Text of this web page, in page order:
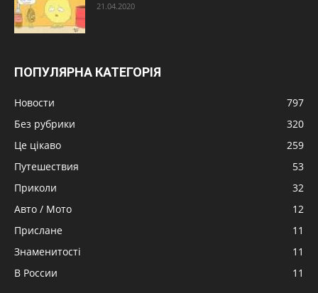
21.04.2020
ПОПУЛЯРНА КАТЕГОРІЯ
Новости
797
Без рубрики
320
Це цікаво
259
Путешествия
53
Приколи
32
Авто / Мото
12
Прислане
11
Знаменитості
11
В России
11